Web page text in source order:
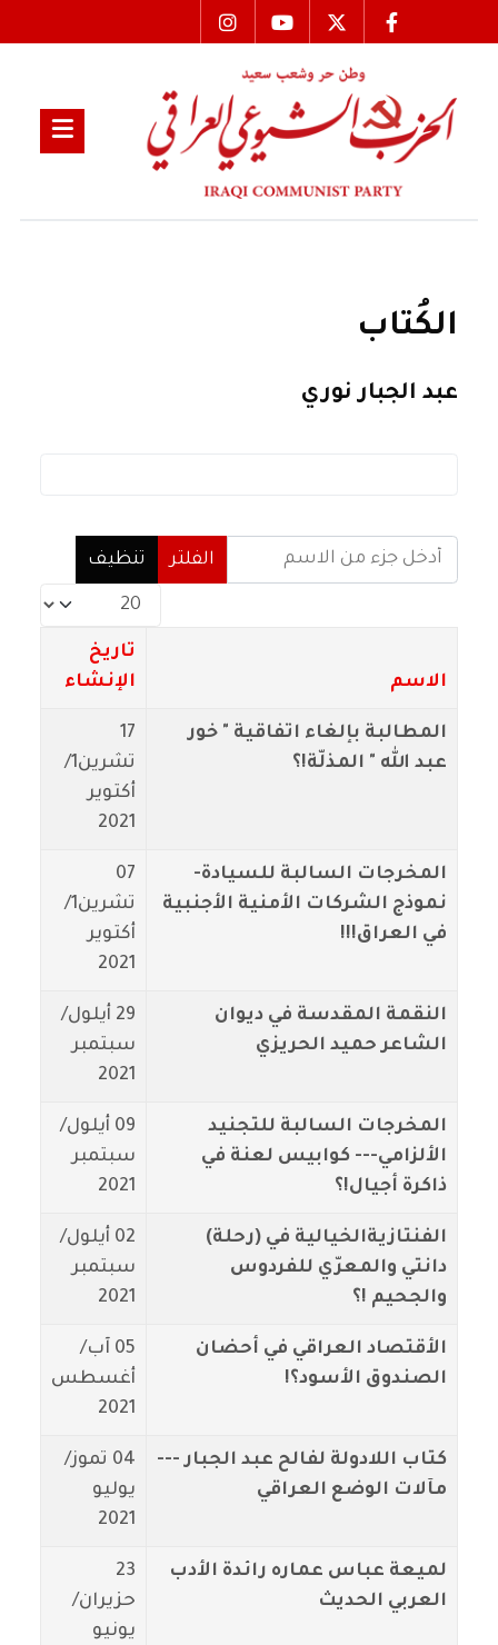
الكُتاب
عبد الجبار نوري
أدخل جزء من الاسم
الفلتر
تنظيف
عدد الإظهارات:
الاسم
تاريخ
الإنشاء
المطالبة بإلغاء اتفاقية " خور
عبد الله " المذلّة!؟
17
تشرين1/
أكتوير
2021
المخرجات السالبة للسيادة-
نموذج الشركات الأمنية الأجنبية
في العراق!!!
07
تشرين1/
أكتوير
2021
النقمة المقدسة في ديوان
الشاعر حميد الحريزي
29 أيلول/
سبتمبر
2021
المخرجات السالبة للتجنيد
الألزامي--- كوابيس لعنة في
ذاكرة أجيال!؟
09 أيلول/
سبتمبر
2021
الفنتازيةالخيالية في (رحلة)
دانتي والمعرّي للفردوس
والجحيم !؟
02 أيلول/
سبتمبر
2021
الأقتصاد العراقي في أحضان
الصندوق الأسود؟!
05 آب/
أغسطس
2021
كتاب اللادولة لفالح عبد الجبار ---
مآلات الوضع العراقي
04 تموز/
يوليو
2021
لميعة عباس عماره رائدة الأدب
العربي الحديث
23
حزيران/
يونيو